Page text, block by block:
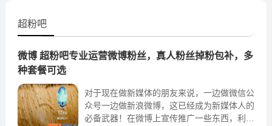
超粉吧
微博 超粉吧专业运营微博粉丝，真人粉丝掉粉包补，多
种套餐可选
对于现在做新媒体的朋友来说，一边做微信公
众号一边做新浪微博，这已经成为新媒体人的
必备武器！在微博上宣传推广一些东西，利用